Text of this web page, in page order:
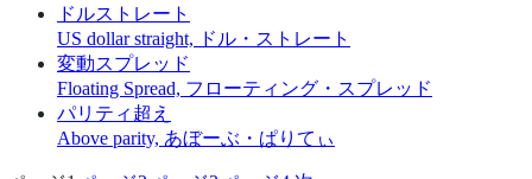
ドルストレート
US dollar straight, ドル・ストレート
変動スプレッド
Floating Spread, フローティング・スプレッド
パリティ超え
Above parity, あぼーぶ・ぱりてぃ